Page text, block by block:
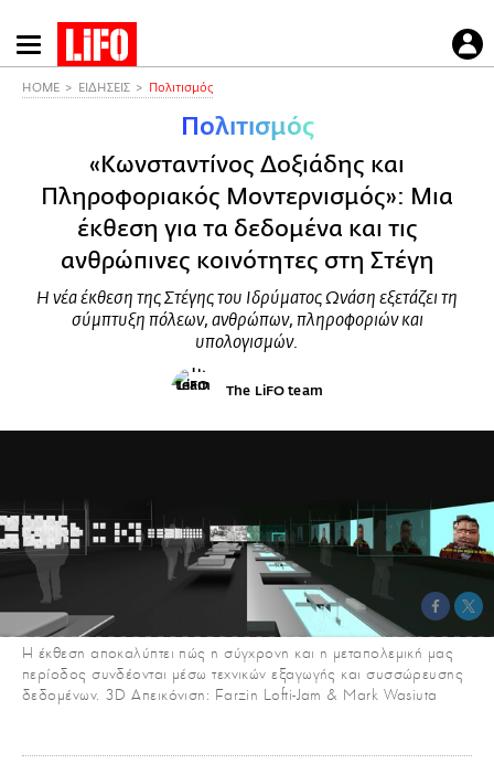
Παράκαμψη
προς
HOME ΕΙΔΗΣΕΙΣ Πολιτισμός
Πολιτισμός
«Κωνσταντίνος Δοξιάδης και
Πληροφοριακός Μοντερνισμός»: Μια
έκθεση για τα δεδομένα και τις
ανθρώπινες κοινότητες στη Στέγη
H νέα έκθεση της Στέγης του Ιδρύματος Ωνάση εξετάζει τη
σύμπτυξη πόλεων, ανθρώπων, πληροφοριών και
υπολογισμών.
The LiFO team
Η έκθεση αποκαλύπτει πώς η σύγχρονη και η μεταπολεμική μας
περίοδος συνδέονται μέσω τεχνικών εξαγωγής και συσσώρευσης
δεδομένων. 3D Απεικόνιση: Farzin Lofti-Jam & Mark Wasiuta